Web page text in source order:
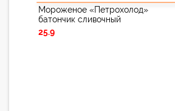
Мороженое «Петрохолод»
батончик сливочный
25.9